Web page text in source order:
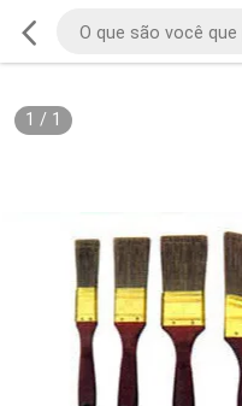
1 / 1